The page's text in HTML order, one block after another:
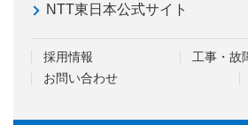
NTT東日本公式サイト
採用情報
工事・故
お問い合わせ